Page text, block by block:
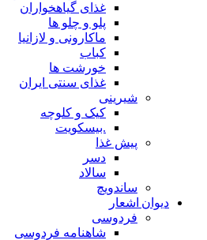
غذای گیاهخواران
پلو و چلو ها
ماکارونی و لازانیا
خورشت ها
غذای سنتی ایران
شیرینی
کیک و کلوچه
.بیسکویت
پیش غذا
ساندویچ
اشعار
فردوسی
شاهنامه فردوسی